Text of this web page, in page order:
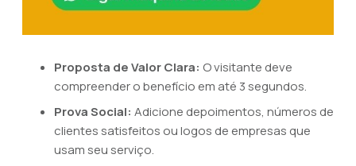
Proposta de Valor Clara: O visitante deve
compreender o benefício em até 3 segundos.
Prova Social: Adicione depoimentos, números de
clientes satisfeitos ou logos de empresas que
usam seu serviço.